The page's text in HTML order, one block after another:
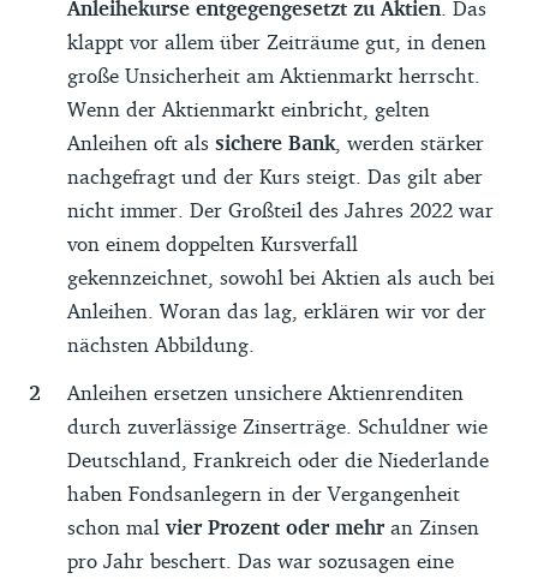
Anleihekurse entgegengesetzt zu Aktien . Das
klappt vor allem über Zeiträume gut, in denen
große Unsicherheit am Aktienmarkt herrscht.
Wenn der Aktienmarkt einbricht, gelten
Anleihen oft als sichere Bank , werden stärker
nachgefragt und der Kurs steigt. Das gilt aber
nicht immer. Der Großteil des Jahres 2022 war
von einem doppelten Kursverfall
gekennzeichnet, sowohl bei Aktien als auch bei
Anleihen. Woran das lag, erklären wir vor der
nächsten Abbildung.
Anleihen ersetzen unsichere Aktienrenditen
durch zuverlässige Zinserträge. Schuldner wie
Deutschland, Frankreich oder die Niederlande
haben Fondsanlegern in der Vergangenheit
schon malvier Prozent oder mehr an Zinsen
pro Jahr beschert. Das war sozusagen eine